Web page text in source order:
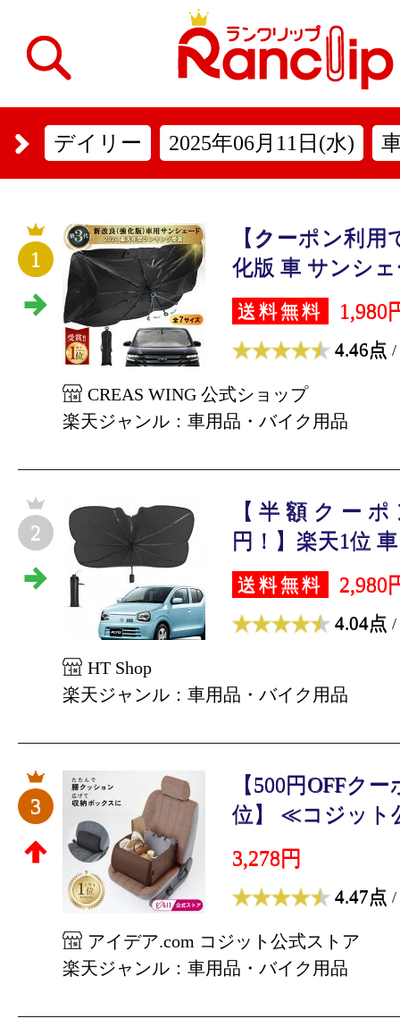
デイリー 2025年06月11日(水)
1
【クーポン利
化版 車 サンシ
送料無料 1,980
4.46点 /
CREAS WING 公式ショップ
楽天ジャンル：車用品・バイク用品
2
【半額クーポ
円！】楽天1位
送料無料 2,980
4.04点 /
HT Shop
楽天ジャンル：車用品・バイク用品
3
【500円OFFク
位】 ≪コジット
3,278円
4.47点 /
アイデア.com コジット公式ストア
楽天ジャンル：車用品・バイク用品